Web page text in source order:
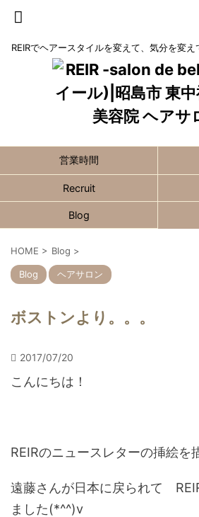
REIRでヘアースタイルを変えて、気分を変
営業時間
Recruit
Blog
HOME > Blog >
Blog ヘアサロン
ボストンより。。。
2017/07/20
こんにちは！
REIRのニュースレターの挿絵を
遠藤さんが日本に戻られて
ました(*^^)v